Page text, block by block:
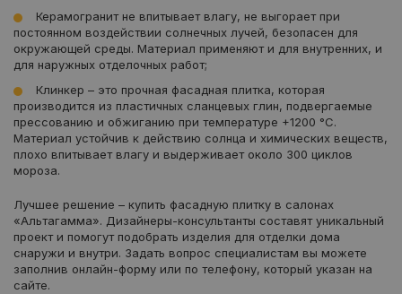
Керамогранит не впитывает влагу, не выгорает при
постоянном воздействии солнечных лучей, безопасен для
окружающей среды. Материал применяют и для внутренних, и
для наружных отделочных работ;
Клинкер – это прочная фасадная плитка, которая
производится из пластичных сланцевых глин, подвергаемые
прессованию и обжиганию при температуре +1200 °С.
Материал устойчив к действию солнца и химических веществ,
плохо впитывает влагу и выдерживает около 300 циклов
мороза.
Лучшее решение – купить фасадную плитку в салонах
«Альтагамма». Дизайнеры-консультанты составят уникальный
проект и помогут подобрать изделия для отделки дома
снаружи и внутри. Задать вопрос специалистам вы можете
заполнив онлайн-форму или по телефону, который указан на
сайте.